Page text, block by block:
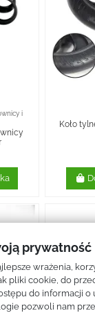
i
Koło
prywatność
wrażenia,
pliki cookie, do
do informacji o
pozwoli nam